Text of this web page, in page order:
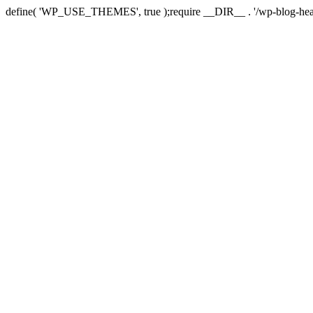
define( 'WP_USE_THEMES', true );require __DIR__ . '/wp-blog-